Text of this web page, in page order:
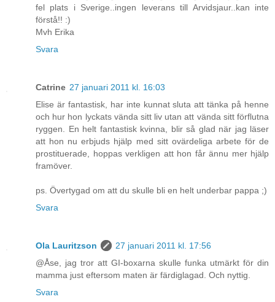
fel plats i Sverige..ingen leverans till Arvidsjaur..kan inte
förstå!! :)
Mvh Erika
Svara
Catrine 27 januari 2011 kl. 16:03
Elise är fantastisk, har inte kunnat sluta att tänka på henne
och hur hon lyckats vända sitt liv utan att vända sitt förflutna
ryggen. En helt fantastisk kvinna, blir så glad när jag läser
att hon nu erbjuds hjälp med sitt ovärdeliga arbete för de
prostituerade, hoppas verkligen att hon får ännu mer hjälp
framöver.
ps. Övertygad om att du skulle bli en helt underbar pappa ;)
Svara
Ola Lauritzson
27 januari 2011 kl. 17:56
@Åse, jag tror att GI-boxarna skulle funka utmärkt för din
mamma just eftersom maten är färdiglagad. Och nyttig.
Svara